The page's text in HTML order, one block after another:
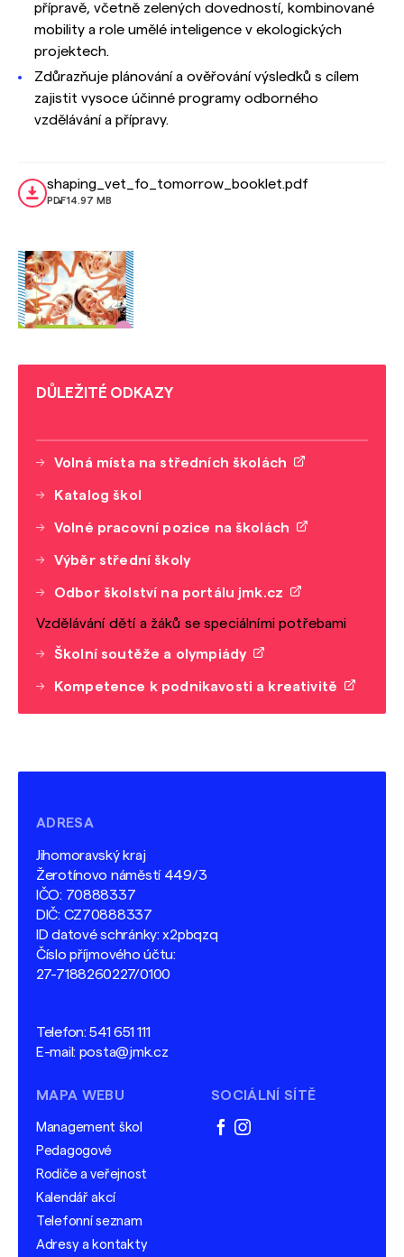
přípravě, včetně zelených dovedností, kombinované
mobility a role umělé inteligence v ekologických
projektech.
Zdůrazňuje plánování a ověřování výsledků s cílem
zajistit vysoce účinné programy odborného
vzdělávání a přípravy.
shaping_vet_fo_tomorrow_booklet.pdf
PDF14.97 MB
DŮLEŽITÉ ODKAZY
Volná místa na středních školách
Katalog škol
Volné pracovní pozice na školách
Výběr střední školy
Odbor školství na portálu jmk.cz
Vzdělávání dětí a žáků se speciálními potřebami
Školní soutěže a olympiády
Kompetence k podnikavosti a kreativitě
ADRESA
Jihomoravský kraj
Žerotínovo náměstí 449/3
IČO: 70888337
DIČ: CZ70888337
ID datové schránky: x2pbqzq
Číslo příjmového účtu:
27-7188260227/0100
Telefon:541 651 111
E-mail: posta@jmk.cz
MAPA WEBU
Management škol
Pedagogové
Rodiče a veřejnost
Kalendář akcí
Telefonní seznam
Adresy a kontakty
SOCIÁLNÍ SÍTĚ
facebook
instagram